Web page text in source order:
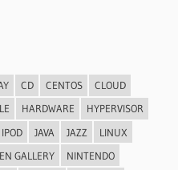
CD CENTOS
CLOUD
HARDWARE
HYPERVISOR
IPOD JAVA JAZZ
LINUX
GALLERY
NINTENDO